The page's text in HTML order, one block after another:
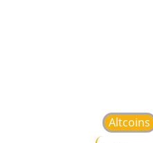
Altcoins